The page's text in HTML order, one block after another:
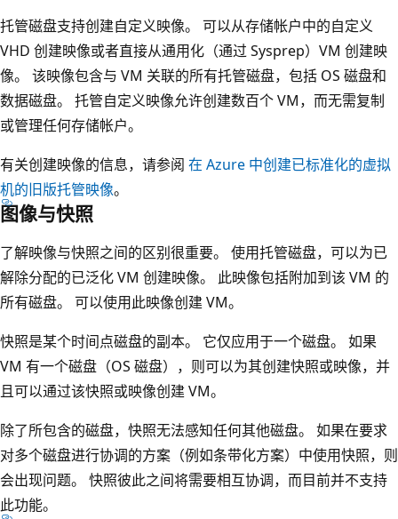
托管磁盘支持创建自定义映像。 可以从存储帐户中的自定义
VHD 创建映像或者直接从通用化（通过 Sysprep）VM 创建映
像。 该映像包含与 VM 关联的所有托管磁盘，包括 OS 磁盘和
数据磁盘。 托管自定义映像允许创建数百个 VM，而无需复制
或管理任何存储帐户。
有关创建映像的信息，请参阅 在 Azure 中创建已标准化的虚拟
机的旧版托管映像。
图像与快照
了解映像与快照之间的区别很重要。 使用托管磁盘，可以为已
解除分配的已泛化 VM 创建映像。 此映像包括附加到该 VM 的
所有磁盘。 可以使用此映像创建 VM。
快照是某个时间点磁盘的副本。 它仅应用于一个磁盘。 如果
VM 有一个磁盘（OS 磁盘），则可以为其创建快照或映像，并
且可以通过该快照或映像创建 VM。
除了所包含的磁盘，快照无法感知任何其他磁盘。 如果在要求
对多个磁盘进行协调的方案（例如条带化方案）中使用快照，则
会出现问题。 快照彼此之间将需要相互协调，而目前并不支持
此功能。